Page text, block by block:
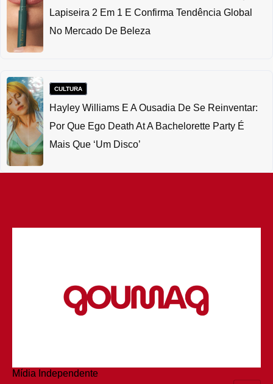
Lapiseira 2 Em 1 E Confirma Tendência Global
No Mercado De Beleza
CULTURA
Hayley Williams E A Ousadia De Se Reinventar:
Por Que Ego Death At A Bachelorette Party É
Mais Que ‘um Disco’
Mídia Independente